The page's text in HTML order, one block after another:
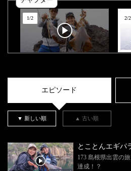
1/2 2/2
エピソード
▼ 新しい順 ▲ 古い順
とことんエギパ
173 島根県出雲の
達成！？